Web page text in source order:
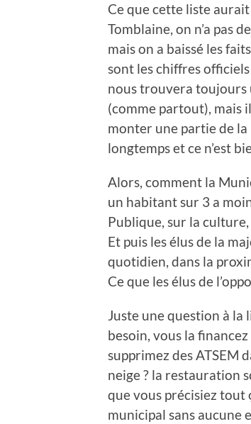
Ce que cette liste aurait
Tomblaine, on n’a pas
mais on a baissé les
sont les chiffres
nous trouvera toujours
(comme partout), mais
monter une partie de la
longtemps et ce n’est
Alors, comment la
un habitant sur 3 a
Publique, sur la
Et puis les élus de la
quotidien, dans la
Ce que les élus de
Juste une question à la
besoin, vous la
supprimez des ATSEM
neige ? la restauration
que vous précisiez tout
municipal sans aucune